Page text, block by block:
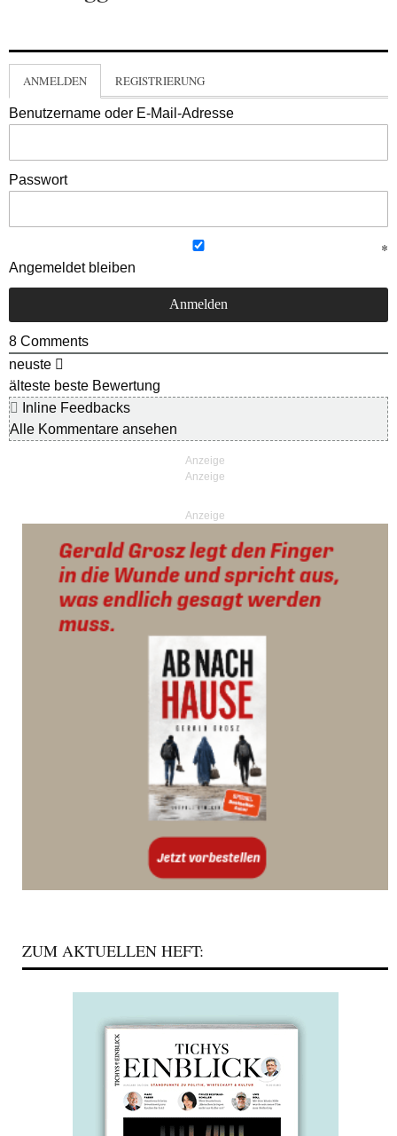
ANMELDEN REGISTRIERUNG
Benutzername oder E-Mail-Adresse
Passwort
Angemeldet bleiben
8 Comments
neuste
älteste beste Bewertung
Inline Feedbacks
Alle Kommentare ansehen
Anzeige
ZUM AKTUELLEN HEFT: